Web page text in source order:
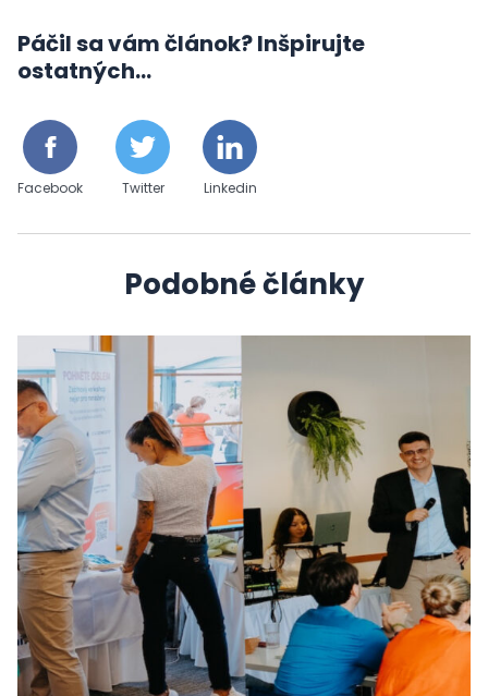
Páčil sa vám článok? Inšpirujte
ostatných...
Facebook Twitter Linkedin
Podobné články